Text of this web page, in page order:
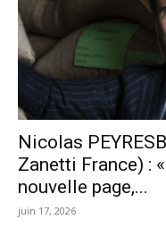
Nicolas
Zanetti France) :
nouvelle page,...
juin 17, 2026